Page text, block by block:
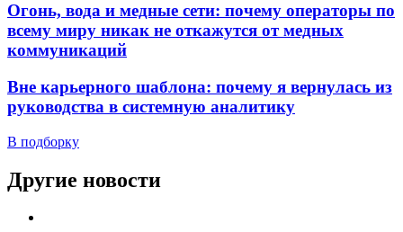
Огонь, вода и медные сети: почему операторы по
всему миру никак не откажутся от медных
коммуникаций
Вне карьерного шаблона: почему я вернулась из
руководства в системную аналитику
В подборку
Другие новости